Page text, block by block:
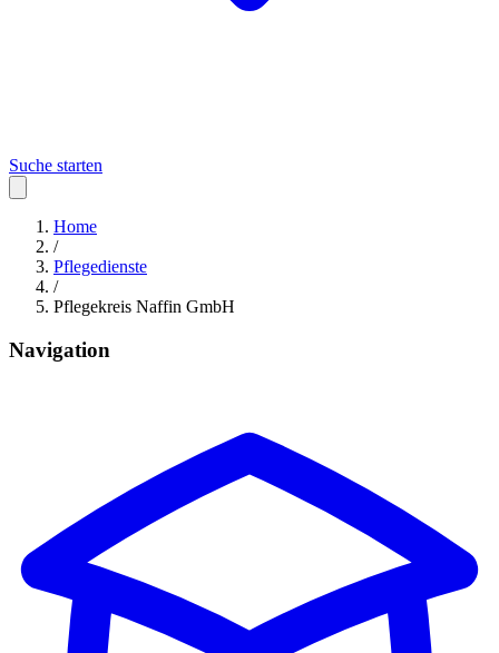
Suche starten
Home
/
Pflegedienste
/
Pflegekreis Naffin GmbH
Navigation